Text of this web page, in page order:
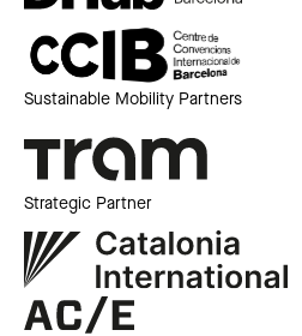
Sustainable Mobility Partners
Strategic Partner